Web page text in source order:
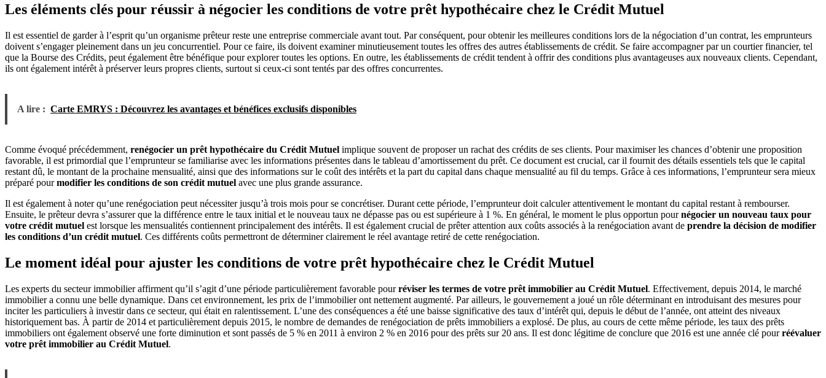
Les éléments clés pour réussir à négocier les conditions de votre prêt hypothécaire chez le Crédit Mutuel
Il est essentiel de garder à l’esprit qu’un organisme prêteur reste une entreprise commerciale avant tout. Par conséquent, pour obtenir les meilleures conditions lors de la négociation d’un contrat, les emprunteurs
doivent s’engager pleinement dans un jeu concurrentiel. Pour ce faire, ils doivent examiner minutieusement toutes les offres des autres établissements de crédit. Se faire accompagner par un courtier financier, tel
que la Bourse des Crédits, peut également être bénéfique pour explorer toutes les options. En outre, les établissements de crédit tendent à offrir des conditions plus avantageuses aux nouveaux clients. Cependant,
ils ont également intérêt à préserver leurs propres clients, surtout si ceux-ci sont tentés par des offres concurrentes.
A lire : Carte EMRYS : Découvrez les avantages et bénéfices exclusifs disponibles
Comme évoqué précédemment, renégocier un prêt hypothécaire du Crédit Mutuel implique souvent de proposer un rachat des crédits de ses clients. Pour maximiser les chances d’obtenir une proposition
favorable, il est primordial que l’emprunteur se familiarise avec les informations présentes dans le tableau d’amortissement du prêt. Ce document est crucial, car il fournit des détails essentiels tels que le capital
restant dû, le montant de la prochaine mensualité, ainsi que des informations sur le coût des intérêts et la part du capital dans chaque mensualité au fil du temps. Grâce à ces informations, l’emprunteur sera mieux
préparé pourmodifier les conditions de son crédit mutuel avec une plus grande assurance.
Il est également à noter qu’une renégociation peut nécessiter jusqu’à trois mois pour se concrétiser. Durant cette période, l’emprunteur doit calculer attentivement le montant du capital restant à rembourser.
Ensuite, le prêteur devra s’assurer que la différence entre le taux initial et le nouveau taux ne dépasse pas ou est supérieure à 1 %. En général, le moment le plus opportun pournégocier un nouveau taux pour
votre crédit mutuel est lorsque les mensualités contiennent principalement des intérêts. Il est également crucial de prêter attention aux coûts associés à la renégociation avant de prendre la décision de modifier
les conditions d’un crédit mutuel. Ces différents coûts permettront de déterminer clairement le réel avantage retiré de cette renégociation.
Le moment idéal pour ajuster les conditions de votre prêt hypothécaire chez le Crédit Mutuel
Les experts du secteur immobilier affirment qu’il s’agit d’une période particulièrement favorable pourréviser les termes de votre prêt immobilier au Crédit Mutuel. Effectivement, depuis 2014, le marché
immobilier a connu une belle dynamique. Dans cet environnement, les prix de l’immobilier ont nettement augmenté. Par ailleurs, le gouvernement a joué un rôle déterminant en introduisant des mesures pour
inciter les particuliers à investir dans ce secteur, qui était en ralentissement. L’une des conséquences a été une baisse significative des taux d’intérêt qui, depuis le début de l’année, ont atteint des niveaux
historiquement bas. À partir de 2014 et particulièrement depuis 2015, le nombre de demandes de renégociation de prêts immobiliers a explosé. De plus, au cours de cette même période, les taux des prêts
immobiliers ont également observé une forte diminution et sont passés de 5 % en 2011 à environ 2 % en 2016 pour des prêts sur 20 ans. Il est donc légitime de conclure que 2016 est une année clé pourréévaluer
votre prêt immobilier au Crédit Mutuel.